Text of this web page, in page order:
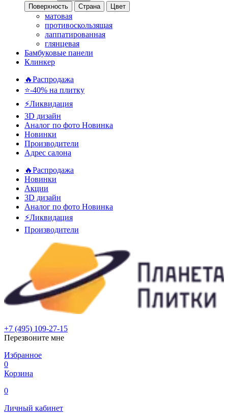
Поверхность
Страна Цвет
матовая
противоскользящая
лаппатированная
глянцевая
Бамбуковые панели
Клинкер
🔥Распродажа
⭐-40% на плитку
⚡️Ликвидация
3D дизайн
Аналог по фото Новинка
Новинки
Производители
Адрес салона
🔥Распродажа
Новинки
Акции
3D дизайн
Аналог по фото Новинка
⚡Ликвидация
Производители
+7 (495) 109-27-15
Перезвоните мне
Избранное
0
Корзина
0
Личный кабинет